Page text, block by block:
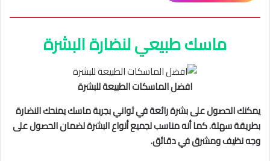
ماسك طبيعي لنضارة البشرة
افضل الماسكات الطبيعة للبشرة
يمكنك الحصول على بشرة رائعة في ثواني بجربة ماسك يمنحك النضارة
بطريقة سهلة. كما أنه مناسب لجميع أنواع البشرة لضمان الحصول على
وجه نظيف ومشرق في دقائق.